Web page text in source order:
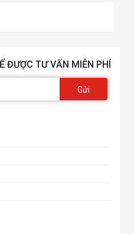
ĐƯỢC TƯ VẤN MIỄN PHÍ
Gửi